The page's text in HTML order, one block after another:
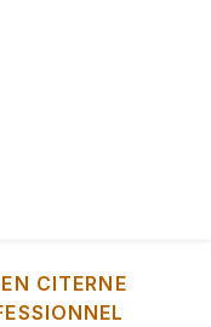
CITERNE